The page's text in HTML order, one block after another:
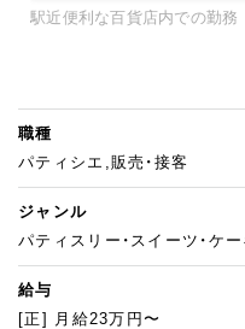
駅近便利な百貨店内での勤務
職種
パティシエ,販売・接客
ジャンル
パティスリー・スイーツ・ケ
給与
[正] 月給23万円〜